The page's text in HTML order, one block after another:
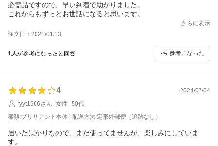
必需品ですので、早い到着で助かりました。
これからもずっとお世話になると思います。
さらに表示
注文日：2021/01/13
1人が参考になったと回答 参考になった
4
2024/07/04
ryyt1966さん
女性
50代
種類:ブリリアント本体 | 配送方法:定形外郵便（追跡なし）
届いたばかりなので、まだ使ってませんが、楽しみにしていま
す。